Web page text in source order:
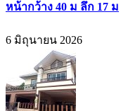
หน้ากว้าง 40 ม ลึก 17 ม
6 มิถุนายน 2026